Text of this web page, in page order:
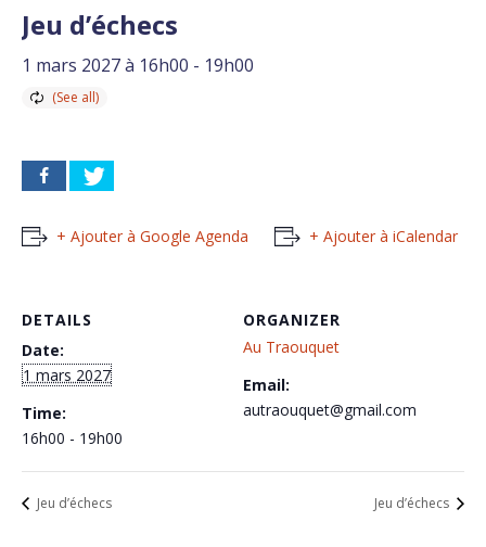
Jeu d’échecs
1 mars 2027 à 16h00 - 19h00
+ Ajouter à Google Agenda + Ajouter à iCalendar
DETAILS
Date:
1 mars 2027
Time:
16h00 - 19h00
ORGANIZER
Au Traouquet
Email:
autraouquet@gmail.com
Jeu d’échecs Jeu d’échecs